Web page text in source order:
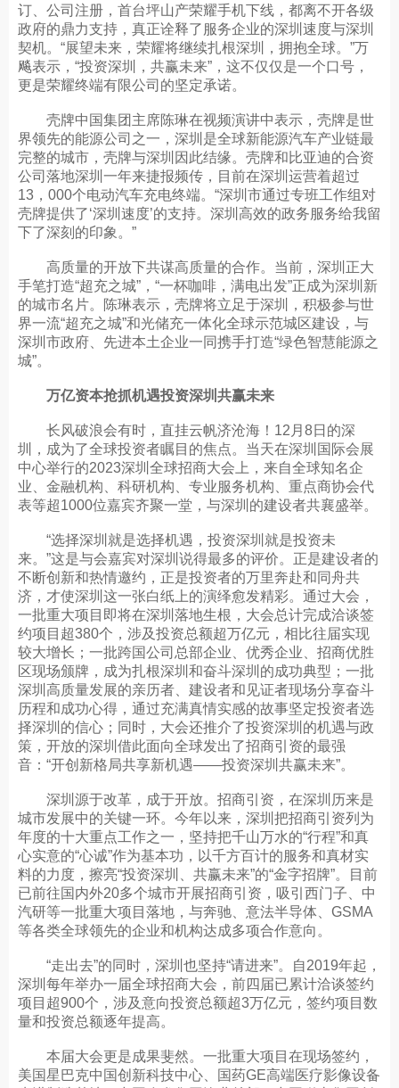
订、公司注册，首台坪山产荣耀手机下线，都离不开各级
政府的鼎力支持，真正诠释了服务企业的深圳速度与深圳
契机。“展望未来，荣耀将继续扎根深圳，拥抱全球。”万
飚表示，“投资深圳，共赢未来”，这不仅仅是一个口号，
更是荣耀终端有限公司的坚定承诺。
壳牌中国集团主席陈琳在视频演讲中表示，壳牌是世
界领先的能源公司之一，深圳是全球新能源汽车产业链最
完整的城市，壳牌与深圳因此结缘。壳牌和比亚迪的合资
公司落地深圳一年来捷报频传，目前在深圳运营着超过
13，000个电动汽车充电终端。“深圳市通过专班工作组对
壳牌提供了‘深圳速度’的支持。深圳高效的政务服务给我留
下了深刻的印象。”
高质量的开放下共谋高质量的合作。当前，深圳正大
手笔打造“超充之城”，“一杯咖啡，满电出发”正成为深圳新
的城市名片。陈琳表示，壳牌将立足于深圳，积极参与世
界一流“超充之城”和光储充一体化全球示范城区建设，与
深圳市政府、先进本土企业一同携手打造“绿色智慧能源之
城”。
万亿资本抢抓机遇投资深圳共赢未来
长风破浪会有时，直挂云帆济沧海！12月8日的深
圳，成为了全球投资者瞩目的焦点。当天在深圳国际会展
中心举行的2023深圳全球招商大会上，来自全球知名企
业、金融机构、科研机构、专业服务机构、重点商协会代
表等超1000位嘉宾齐聚一堂，与深圳的建设者共襄盛举。
“选择深圳就是选择机遇，投资深圳就是投资未
来。”这是与会嘉宾对深圳说得最多的评价。正是建设者的
不断创新和热情邀约，正是投资者的万里奔赴和同舟共
济，才使深圳这一张白纸上的演绎愈发精彩。通过大会，
一批重大项目即将在深圳落地生根，大会总计完成洽谈签
约项目超380个，涉及投资总额超万亿元，相比往届实现
较大增长；一批跨国公司总部企业、优秀企业、招商优胜
区现场颁牌，成为扎根深圳和奋斗深圳的成功典型；一批
深圳高质量发展的亲历者、建设者和见证者现场分享奋斗
历程和成功心得，通过充满真情实感的故事坚定投资者选
择深圳的信心；同时，大会还推介了投资深圳的机遇与政
策，开放的深圳借此面向全球发出了招商引资的最强
音：“开创新格局共享新机遇——投资深圳共赢未来”。
深圳源于改革，成于开放。招商引资，在深圳历来是
城市发展中的关键一环。今年以来，深圳把招商引资列为
年度的十大重点工作之一，坚持把千山万水的“行程”和真
心实意的“心诚”作为基本功，以千方百计的服务和真材实
料的力度，擦亮“投资深圳、共赢未来”的“金字招牌”。目前
已前往国内外20多个城市开展招商引资，吸引西门子、中
汽研等一批重大项目落地，与奔驰、意法半导体、GSMA
等各类全球领先的企业和机构达成多项合作意向。
“走出去”的同时，深圳也坚持“请进来”。自2019年起，
深圳每年举办一届全球招商大会，前四届已累计洽谈签约
项目超900个，涉及意向投资总额超3万亿元，签约项目数
量和投资总额逐年提高。
本届大会更是成果斐然。一批重大项目在现场签约，
美国星巴克中国创新科技中心、国药GE高端医疗影像设备